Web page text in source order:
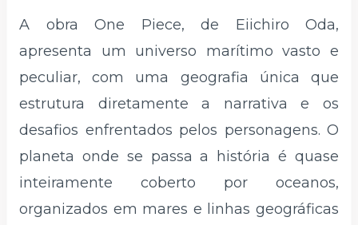
A obra One Piece, de Eiichiro Oda,
apresenta um universo marítimo vasto e
peculiar, com uma geografia única que
estrutura diretamente a narrativa e os
desafios enfrentados pelos personagens. O
planeta onde se passa a história é quase
inteiramente coberto por oceanos,
organizados em mares e linhas geográficas